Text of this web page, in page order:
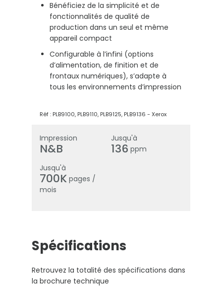
Bénéficiez de la simplicité et de
fonctionnalités de qualité de
production dans un seul et même
appareil compact
Configurable à l’infini (options
d’alimentation, de finition et de
frontaux numériques), s’adapte à
tous les environnements d’impression
Réf : PLB9100, PLB9110, PLB9125, PLB9136 - Xerox
Impression
N&B
Jusqu'à
136 ppm
Jusqu'à
700K pages /
mois
Spécifications
Retrouvez la totalité des spécifications dans
la brochure technique